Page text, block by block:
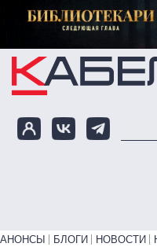
Перейти к основному
Primary links bottom
АНОНСЫ БЛОГИ НОВОСТИ